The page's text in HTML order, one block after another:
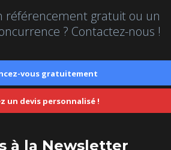
référencement gratuit ou un
? Contactez-nous !
vous gratuitement
un devis personnalisé !
à la Newsletter